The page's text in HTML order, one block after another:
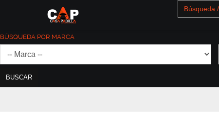
Search
for:
BÚSQUEDA POR MARCA
BUSCAR